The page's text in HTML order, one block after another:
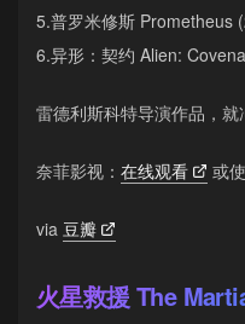
5.普罗米修斯 Prometheus
6.异形：契约 Alien:
雷德利斯科特导演作品，就
奈菲影视： 在线观看 或
via 豆瓣
火星救援 The